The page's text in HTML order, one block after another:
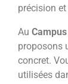
précision
Au
proposons
concret.
utilisées